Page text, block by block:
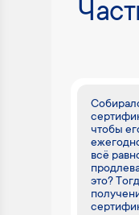
чтобы
всё
это?